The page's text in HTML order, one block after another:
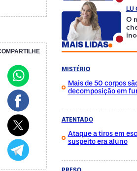
MAIS LIDAS
MISTÉRIO
Mais de 50 corpos
decomposição em
ATENTADO
Ataque a tiros em
suspeito era aluno
LU
O